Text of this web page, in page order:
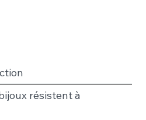
résistent à